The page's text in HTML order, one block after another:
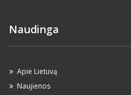
Naudinga
Apie Lietuvą
Naujienos